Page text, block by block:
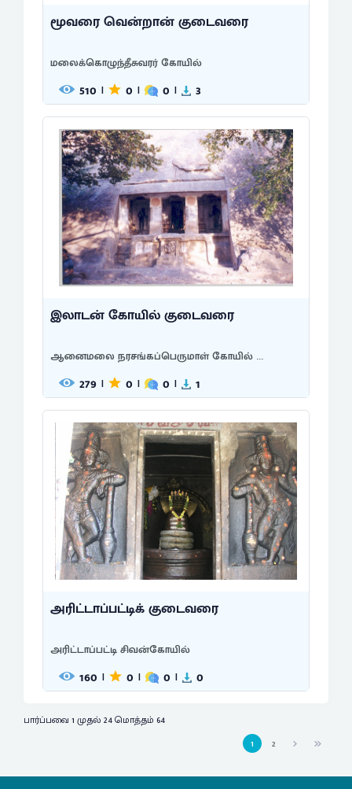
மூவரை வென்றான் குடைவரை
மலைக்கொழுந்தீசுவரர் கோயில்
510 | 0 | 0 | 3
இலாடன் கோயில் குடைவரை
ஆனைமலை நரசங்கப்பெருமாள் கோயில் ...
279 | 0 | 0 | 1
அரிட்டாப்பட்டிக் குடைவரை
அரிட்டாப்பட்டி சிவன்கோயில்
160 | 0 | 0 | 0
பார்ப்பவை 1 முதல் 24 மொத்தம் 64
1
2